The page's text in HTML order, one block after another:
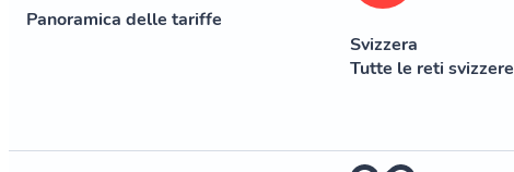
Panoramica delle tariffe
Svizzera
Tutte le reti svizzere